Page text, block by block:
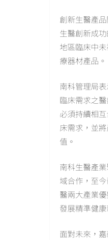
創新生醫產
生醫創新成
地區臨床中
療器材產品。
南科管理局
臨床需求之
必須持續相
床需求，並
值。
南科生醫產
域合作，至
醫兩大產業
發展精準健
面對未來，